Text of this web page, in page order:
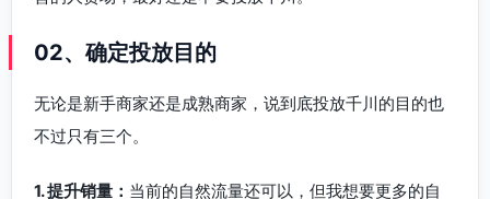
02、确定投放目的
无论是新手商家还是成熟商家，说到底投放千川的目的也
不过只有三个。
1. 提升销量： 当前的自然流量还可以，但我想要更多的自